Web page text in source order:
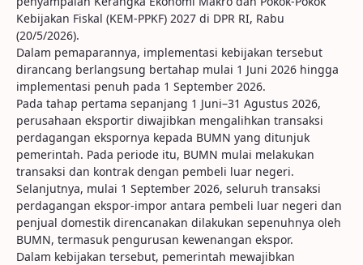
Kebijakan Fiskal (KEM-PPKF) 2027 di DPR RI, Rabu
(20/5/2026).
Dalam pemaparannya, implementasi kebijakan tersebut
dirancang berlangsung bertahap mulai 1 Juni 2026 hingga
implementasi penuh pada 1 September 2026.
Pada tahap pertama sepanjang 1 Juni–31 Agustus 2026,
perusahaan eksportir diwajibkan mengalihkan transaksi
perdagangan ekspornya kepada BUMN yang ditunjuk
pemerintah. Pada periode itu, BUMN mulai melakukan
transaksi dan kontrak dengan pembeli luar negeri.
Selanjutnya, mulai 1 September 2026, seluruh transaksi
perdagangan ekspor-impor antara pembeli luar negeri dan
penjual domestik direncanakan dilakukan sepenuhnya oleh
BUMN, termasuk pengurusan kewenangan ekspor.
Dalam kebijakan tersebut, pemerintah mewajibkan